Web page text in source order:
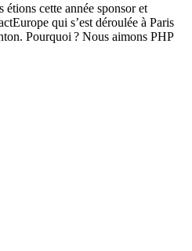
cette année sponsor et
qui s’est déroulée à Paris
Pourquoi ? Nous aimons PHP